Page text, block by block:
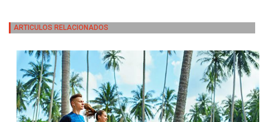
ARTICULOS RELACIONADOS